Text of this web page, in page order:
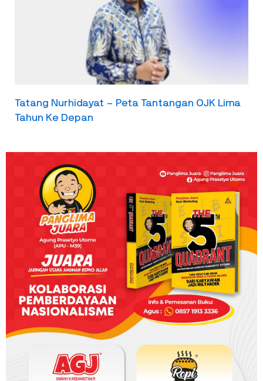
Tatang Nurhidayat – Peta Tantangan OJK Lima
Tahun Ke Depan